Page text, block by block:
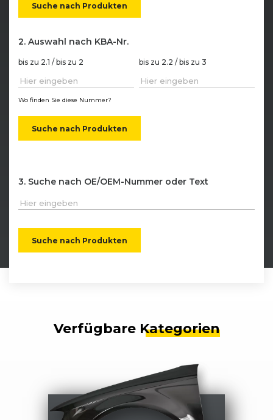
Suche nach Produkten
Auswahl nach KBA-Nr.
bis zu 2.1 / bis zu 2 bis zu 2.2 / bis zu 3
Wo finden Sie diese Nummer?
Suche nach Produkten
Suche nach OE/OEM-Nummer oder Text
Suche nach Produkten
Verfügbare Kategorien